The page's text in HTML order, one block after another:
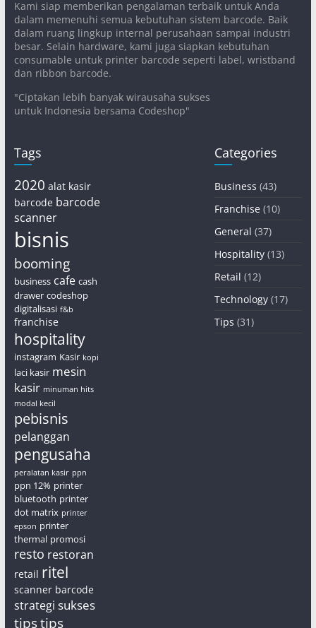
Kami siap memberikan pengalaman terbaik untuk Anda
dalam memenuhi semua kebutuhan sistem barcode. Baik
dalam ruang lingkup internal perusahaan sampai industri
besar. Selain hardware, kami juga siapkan kebutuhan
consumable untuk printer barcode seperti label, wristband
dan ribbon barcode.
"Ciptakan lebih banyak wirausaha sukses
untuk Indonesia bersama Codeshop"
Tags
2020 alat kasir
barcode barcode
scanner
bisnis
booming
business cafe cash
drawer codeshop
digitalisasi f&b
franchise
hospitality
instagram Kasir kopi
laci kasir mesin
kasir minuman hits
modal kecil
pebisnis
pelanggan
pengusaha
peralatan kasir ppn
ppn 12% printer
bluetooth printer
dot matrix printer
epson printer
thermal promosi
resto restoran
retail ritel
scanner barcode
strategi sukses
tipstips
Categories
Business (43)
Franchise (10)
General (37)
Hospitality (13)
Retail (12)
Technology (17)
Tips (31)